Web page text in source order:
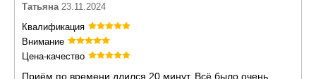
Татьяна 23.11.2024
Квалификация
Внимание
Цена-качество
Приём по времени длился 20 минут. Всё было очень